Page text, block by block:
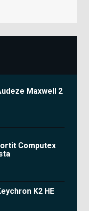
Maxwell 2
Computex
K2 HE